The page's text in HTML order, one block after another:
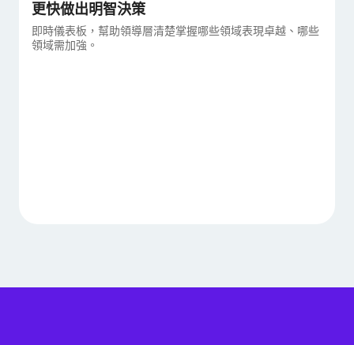
更快做出明智決策
即時儀表板，幫助領導層清楚掌握哪些領域表現卓越、哪些
領域需加強。